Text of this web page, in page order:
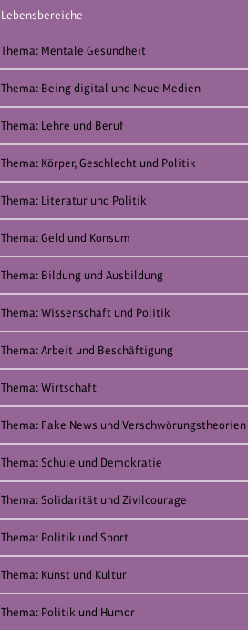
Lebensbereiche
Thema: Mentale Gesundheit
Thema: Being digital und Neue Medien
Thema: Lehre und Beruf
Thema: Körper, Geschlecht und Politik
Thema: Literatur und Politik
Thema: Geld und Konsum
Thema: Bildung und Ausbildung
Thema: Wissenschaft und Politik
Thema: Arbeit und Beschäftigung
Thema: Wirtschaft
Thema: Fake News und Verschwörungstheorien
Thema: Schule und Demokratie
Thema: Solidarität und Zivilcourage
Thema: Politik und Sport
Thema: Kunst und Kultur
Thema: Politik und Humor